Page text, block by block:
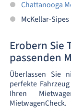
Chattanooga
McKellar-
Erobern Sie
passenden
Überlassen Sie
perfekte
Ihren